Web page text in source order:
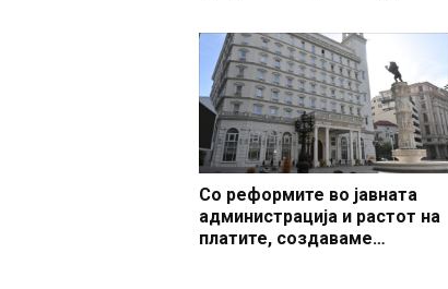
Со реформите во јавната
администрација и растот на
платите, создаваме